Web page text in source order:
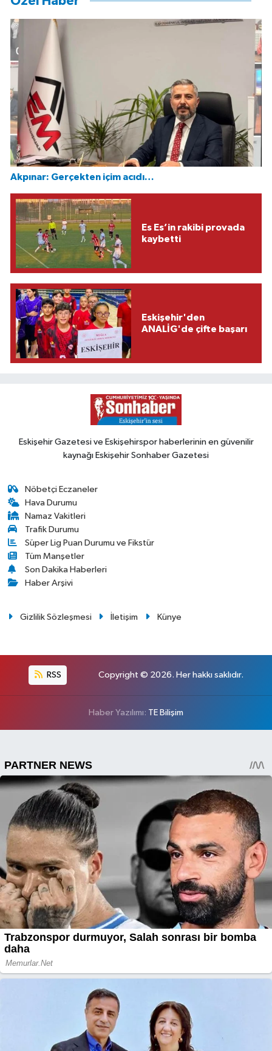
Akpınar: Gerçekten içim acıdı…
Es Es’in rakibi provada
kaybetti
Eskişehir'den
ANALİG'de çifte başarı
Eskişehir Gazetesi ve Eskişehirspor haberlerinin en güvenilir
kaynağı Eskişehir Sonhaber Gazetesi
Nöbetçi Eczaneler
Hava Durumu
Namaz Vakitleri
Trafik Durumu
Süper Lig Puan Durumu ve Fikstür
Tüm Manşetler
Son Dakika Haberleri
Haber Arşivi
Gizlilik Sözleşmesi İletişim Künye
RSS Copyright © 2026. Her hakkı saklıdır.
Haber Yazılımı: TE Bilişim